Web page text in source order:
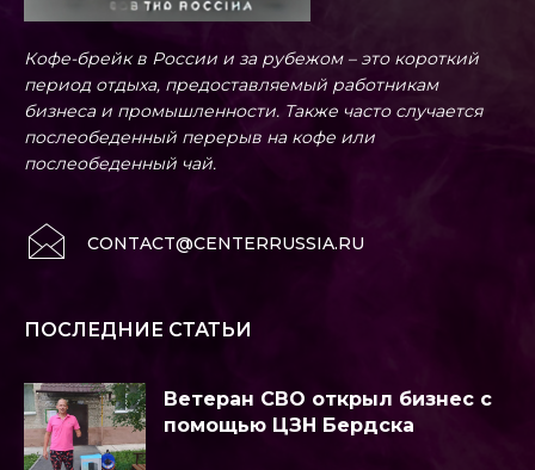
Кофе-брейк в России и за рубежом – это короткий
период отдыха, предоставляемый работникам
бизнеса и промышленности. Также часто случается
послеобеденный перерыв на кофе или
послеобеденный чай.
CONTACT@CENTERRUSSIA.RU
ПОСЛЕДНИЕ СТАТЬИ
Ветеран СВО открыл бизнес с
помощью ЦЗН Бердска